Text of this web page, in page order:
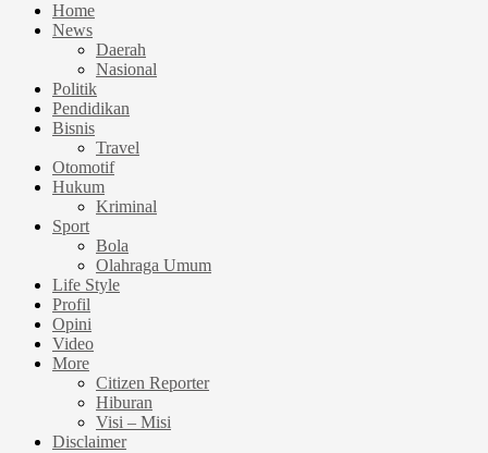
Home
News
Daerah
Nasional
Politik
Pendidikan
Bisnis
Travel
Otomotif
Hukum
Kriminal
Sport
Bola
Olahraga Umum
Life Style
Profil
Opini
Video
More
Citizen Reporter
Hiburan
Visi – Misi
Disclaimer